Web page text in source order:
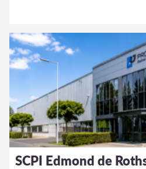
SCPI Edmond de